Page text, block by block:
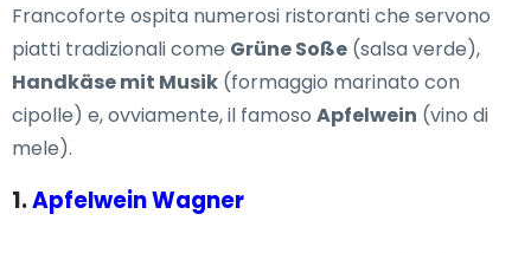
Francoforte ospita numerosi ristoranti che servono
piatti tradizionali come Grüne Soße (salsa verde),
Handkäse mit Musik (formaggio marinato con
cipolle) e, ovviamente, il famoso Apfelwein (vino di
mele).
1.Apfelwein Wagner